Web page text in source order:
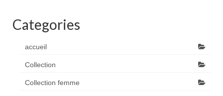
Categories
accueil
Collection
Collection femme